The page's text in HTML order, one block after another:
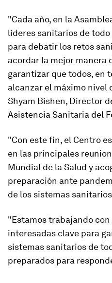
"Cada año, en la
líderes sanitarios de todo
para debatir los retos
acordar la mejor manera
garantizar que todos, en
alcanzar el máximo nivel
Shyam Bishen, Director
Asistencia Sanitaria del
"Con este fin, el Centro
en las principales
Mundial de la Salud y
preparación ante
de los sistemas
"Estamos trabajando
interesadas clave para
sistemas sanitarios de
preparados para